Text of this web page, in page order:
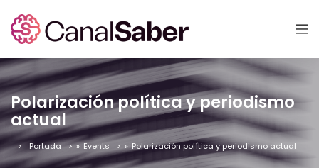
Polarización política y periodismo
actual
Portada » Events » Polarización política y periodismo actual